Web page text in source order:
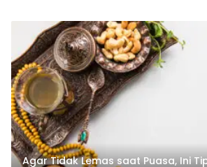
Agar Tidak Lemas saat Puasa, Ini